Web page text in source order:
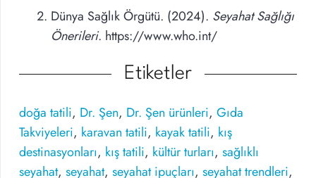
Dünya Sağlık Örgütü. (2024). Seyahat Sağlığı
Önerileri. https://www.who.int/
Etiketler
doğa tatili, Dr. Şen, Dr. Şen ürünleri, Gıda
Takviyeleri, karavan tatili, kayak tatili, kış
destinasyonları, kış tatili, kültür turları, sağlıklı
seyahat, seyahat, seyahat ipuçları, seyahat trendleri,